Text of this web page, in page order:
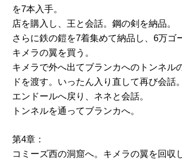
を7本入手。
店を購入し、王と会話。鋼の剣を納品。
さらに鉄の鎧を7着集めて納品し、6万ゴ
キメラの翼を買う。
キメラで外へ出てブランカへのトンネル
ドを渡す。いったん入り直して再び会話。
エンドールへ戻り、ネネと会話。
トンネルを通ってブランカへ。
第4章：
コミーズ西の洞窟へ。キメラの翼を回収